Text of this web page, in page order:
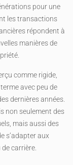
pour une
les transactions
répondent à
manières de
comme rigide,
avec peu de
dernières années.
non seulement des
mais aussi des
s’adapter aux
carrière.